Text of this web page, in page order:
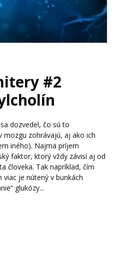
#2
dozvedel, čo sú to
mozgu zohrávajú, aj ako ich
iného). Najmä príjem
faktor, ktorý vždy závisí aj od
človeka. Tak napríklad, čím
viac je nútený v bunkách
glukózy...